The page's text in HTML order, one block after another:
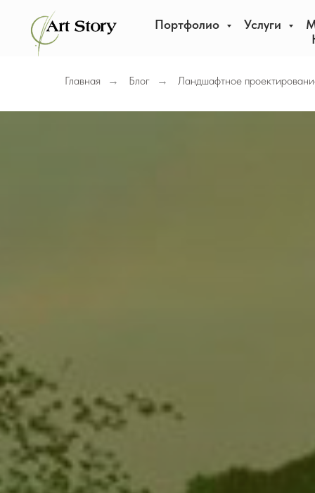
Портфолио Услуги
Главная → Блог → Ландшафтное